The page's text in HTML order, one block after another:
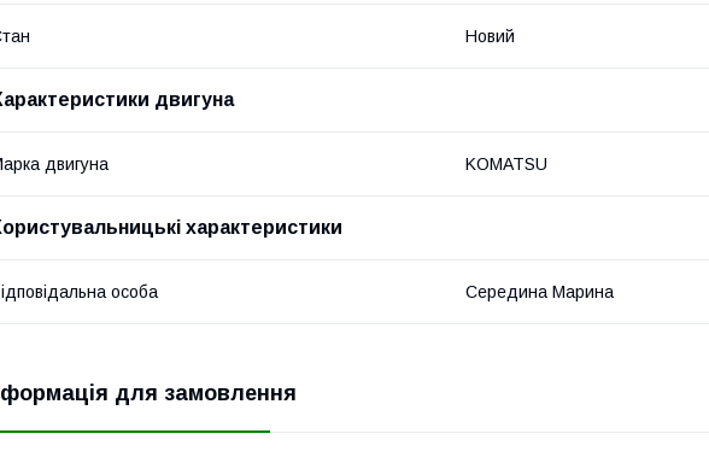
Новий
двигуна
двигуна KOMATSU
характеристики
особа Середина Марина
для замовлення